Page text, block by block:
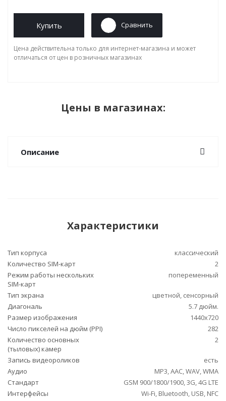
Купить Сравнить
Цена действительна только для интернет-магазина и может
отличаться от цен в розничных магазинах
Цены в магазинах:
Описание
Характеристики
Тип корпуса
классический
Количество SIM-карт
2
Режим работы нескольких
SIM-карт
попеременный
Тип экрана
цветной, сенсорный
Диагональ
5.7 дюйм.
Размер изображения
1440x720
Число пикселей на дюйм (PPI)
282
Количество основных
(тыловых) камер
2
Запись видеороликов
есть
Аудио
MP3, AAC, WAV, WMA
Стандарт
GSM 900/1800/1900, 3G, 4G LTE
Интерфейсы
Wi-Fi, Bluetooth, USB, NFC